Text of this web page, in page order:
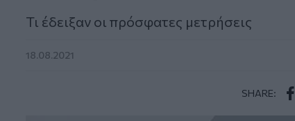
Τι έδειξαν οι πρόσφατες μετρήσεις
18.08.2021
SHARE: